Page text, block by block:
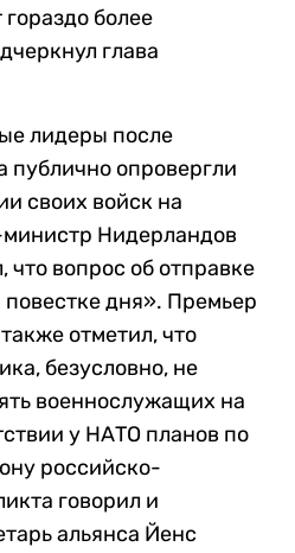
более
глава
лидеры после
публично опровергли
своих войск на
Нидерландов
что вопрос об отправке
повестке дня». Премьер
отметил, что
безусловно, не
военнослужащих на
у НАТО планов по
российско-
говорил и
альянса Йенс